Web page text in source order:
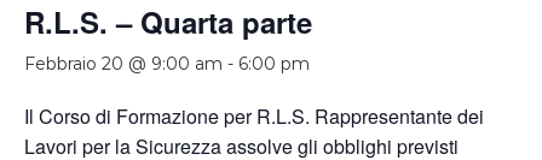
R.L.S. – Quarta parte
Febbraio 20 @ 9:00 am - 6:00 pm
Il Corso di Formazione per R.L.S. Rappresentante dei
Lavori per la Sicurezza assolve gli obblighi previsti